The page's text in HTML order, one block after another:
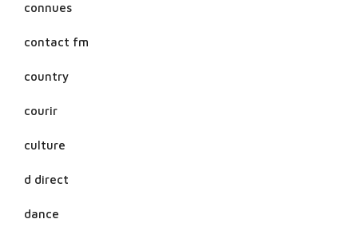
connues
contact fm
country
courir
culture
d direct
dance